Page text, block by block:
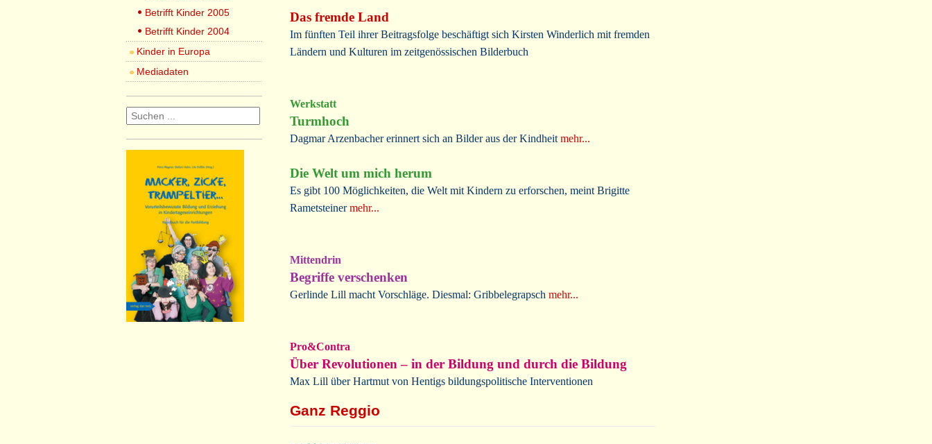
Das fremde Land
Im fünften Teil ihrer Beitragsfolge beschäftigt sich Kirsten Winderlich mit fremden
Ländern und Kulturen im zeitgenössischen Bilderbuch
Werkstatt
Turmhoch
Dagmar Arzenbacher erinnert sich an Bilder aus der Kindheit mehr...
Die Welt um mich herum
Es gibt 100 Möglichkeiten, die Welt mit Kindern zu erforschen, meint Brigitte
Rametsteinermehr...
Mittendrin
Begriffe verschenken
Gerlinde Lill macht Vorschläge. Diesmal: Gribbelegrapsch mehr...
Pro&Contra
Über Revolutionen – in der Bildung und durch die Bildung
Max Lill über Hartmut von Hentigs bildungspolitische Interventionen
Ganz Reggio
Betrifft Kinder 2005
Betrifft Kinder 2004
Kinder in Europa
Mediadaten